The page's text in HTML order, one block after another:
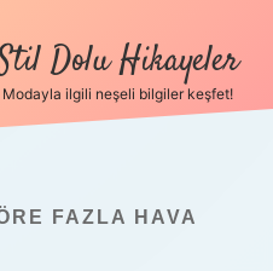
Dolu Hikayeler
Modayla ilgili neşeli bilgiler keşfet!
FAZLA HAVA